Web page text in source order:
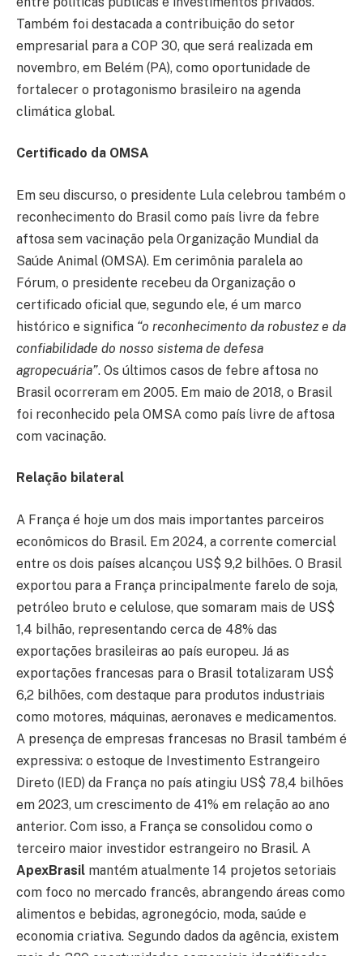
Também foi destacada a contribuição do setor
empresarial para a COP 30, que será realizada em
novembro, em Belém (PA), como oportunidade de
fortalecer o protagonismo brasileiro na agenda
climática global.
Certificado da OMSA
Em seu discurso, o presidente Lula celebrou também o
reconhecimento do Brasil como país livre da febre
aftosa sem vacinação pela Organização Mundial da
Saúde Animal (OMSA). Em cerimônia paralela ao
Fórum, o presidente recebeu da Organização o
certificado oficial que, segundo ele, é um marco
histórico e significa “o reconhecimento da robustez e da
confiabilidade do nosso sistema de defesa
agropecuária”. Os últimos casos de febre aftosa no
Brasil ocorreram em 2005. Em maio de 2018, o Brasil
foi reconhecido pela OMSA como país livre de aftosa
com vacinação.
Relação bilateral
A França é hoje um dos mais importantes parceiros
econômicos do Brasil. Em 2024, a corrente comercial
entre os dois países alcançou US$ 9,2 bilhões. O Brasil
exportou para a França principalmente farelo de soja,
petróleo bruto e celulose, que somaram mais de US$
1,4 bilhão, representando cerca de 48% das
exportações brasileiras ao país europeu. Já as
exportações francesas para o Brasil totalizaram US$
6,2 bilhões, com destaque para produtos industriais
como motores, máquinas, aeronaves e medicamentos.
A presença de empresas francesas no Brasil também é
expressiva: o estoque de Investimento Estrangeiro
Direto (IED) da França no país atingiu US$ 78,4 bilhões
em 2023, um crescimento de 41% em relação ao ano
anterior. Com isso, a França se consolidou como o
terceiro maior investidor estrangeiro no Brasil. A
ApexBrasil mantém atualmente 14 projetos setoriais
com foco no mercado francês, abrangendo áreas como
alimentos e bebidas, agronegócio, moda, saúde e
economia criativa. Segundo dados da agência, existem